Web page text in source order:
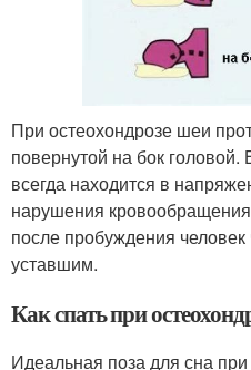
При остеохондрозе шеи
повернутой на бок
всегда находится в
нарушения
после пробуждения
уставшим.
Как спать при
Идеальная поза для сна при